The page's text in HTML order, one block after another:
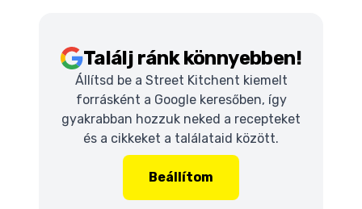
Találj ránk könnyebben!
Állítsd be a Street Kitchent kiemelt
forrásként a Google keresőben, így
gyakrabban hozzuk neked a recepteket
és a cikkeket a találataid között.
Beállítom